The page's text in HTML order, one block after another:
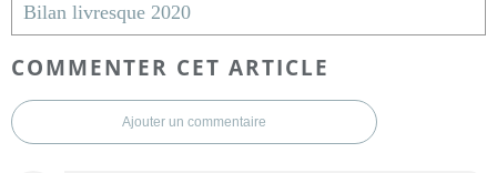
Bilan livresque 2020
COMMENTER CET ARTICLE
Ajouter un commentaire